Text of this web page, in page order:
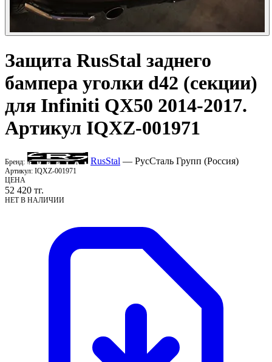
Защита RusStal заднего
бампера уголки d42 (секции)
для Infiniti QX50 2014-2017.
Артикул IQXZ-001971
Бренд: RusStal — РусСталь Групп (Россия)
Артикул: IQXZ-001971
ЦЕНА
52 420 тг.
НЕТ В НАЛИЧИИ